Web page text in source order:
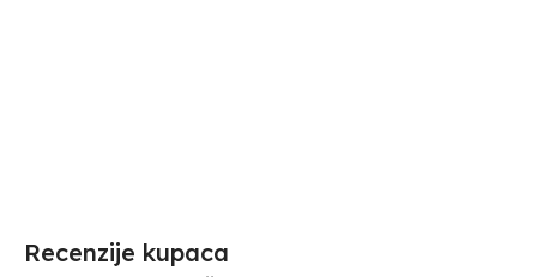
Recenzije kupaca